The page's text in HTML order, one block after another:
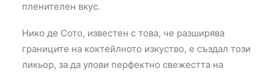
пленителен вкус.
Нико де Сото, известен с това, че разширява
границите на коктейлното изкуство, е създал този
ликьор, за да улови перфектно свежестта на